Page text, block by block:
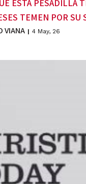
ESTA PESADILLA
TEMEN POR SU
VIANA | 4 May, 26